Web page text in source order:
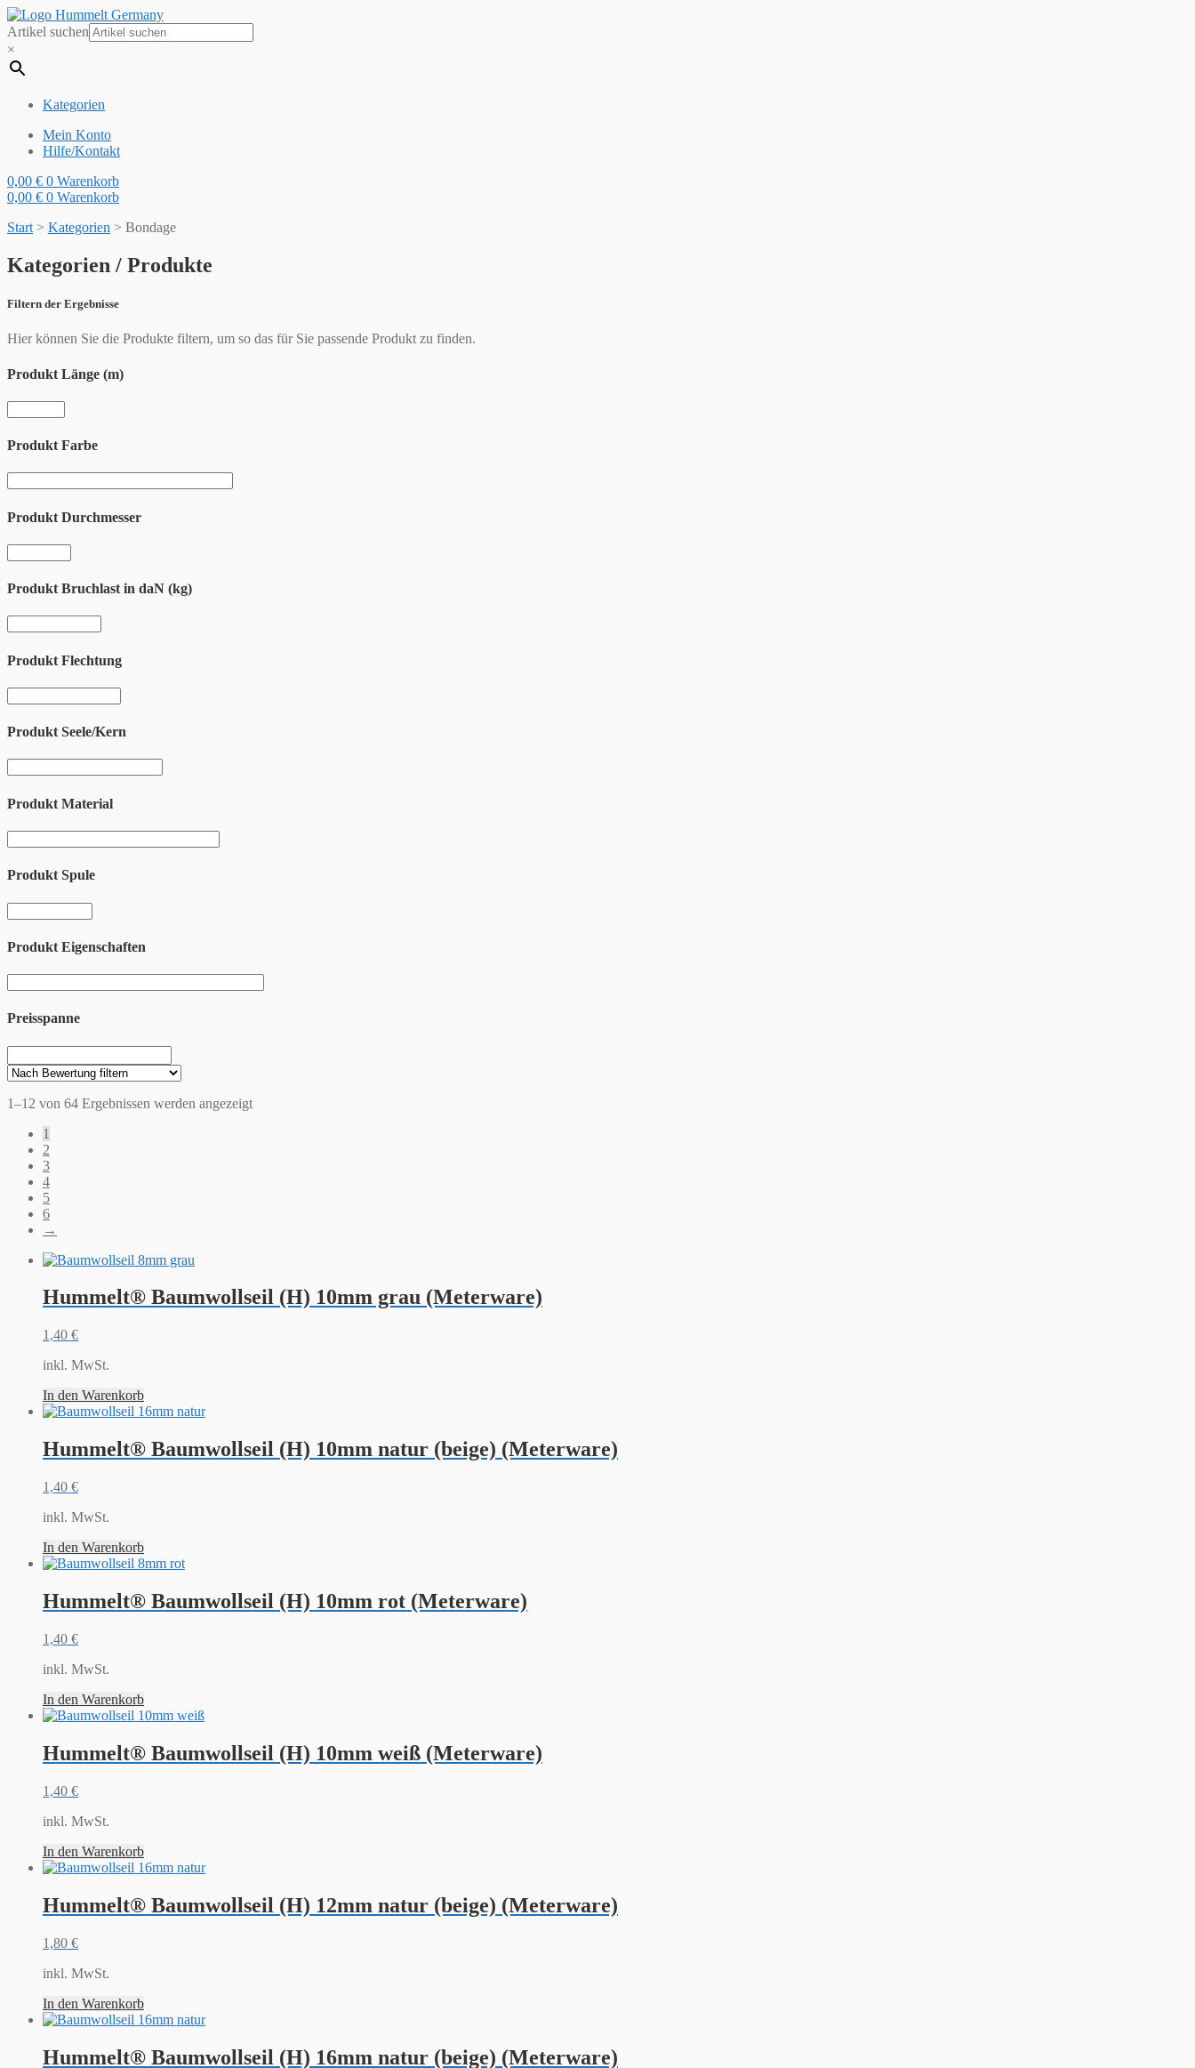
Artikel suchen
×
Kategorien
Mein Konto
Hilfe/Kontakt
0,00 € 0 Warenkorb
0,00 € 0 Warenkorb
Start > Kategorien > Bondage
Kategorien / Produkte
Filtern der Ergebnisse
Hier können Sie die Produkte filtern, um so das für Sie passende Produkt zu finden.
Produkt Länge (m)
Produkt Farbe
Produkt Durchmesser
Produkt Bruchlast in daN (kg)
Produkt Flechtung
Produkt Seele/Kern
Produkt Material
Produkt Spule
Produkt Eigenschaften
Preisspanne
1–12 von 64 Ergebnissen werden angezeigt
1
2
3
4
5
6
→
Hummelt® Baumwollseil (H) 10mm grau (Meterware)
1,40 €
inkl. MwSt.
In den Warenkorb
Hummelt® Baumwollseil (H) 10mm natur (beige) (Meterware)
1,40 €
inkl. MwSt.
In den Warenkorb
Hummelt® Baumwollseil (H) 10mm rot (Meterware)
1,40 €
inkl. MwSt.
In den Warenkorb
Hummelt® Baumwollseil (H) 10mm weiß (Meterware)
1,40 €
inkl. MwSt.
In den Warenkorb
Hummelt® Baumwollseil (H) 12mm natur (beige) (Meterware)
1,80 €
inkl. MwSt.
In den Warenkorb
Hummelt® Baumwollseil (H) 16mm natur (beige) (Meterware)